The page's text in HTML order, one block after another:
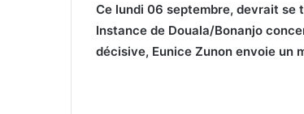
Ce lundi 06 septembre, devrait se
Instance de Douala/Bonanjo
décisive, Eunice Zunon envoie un